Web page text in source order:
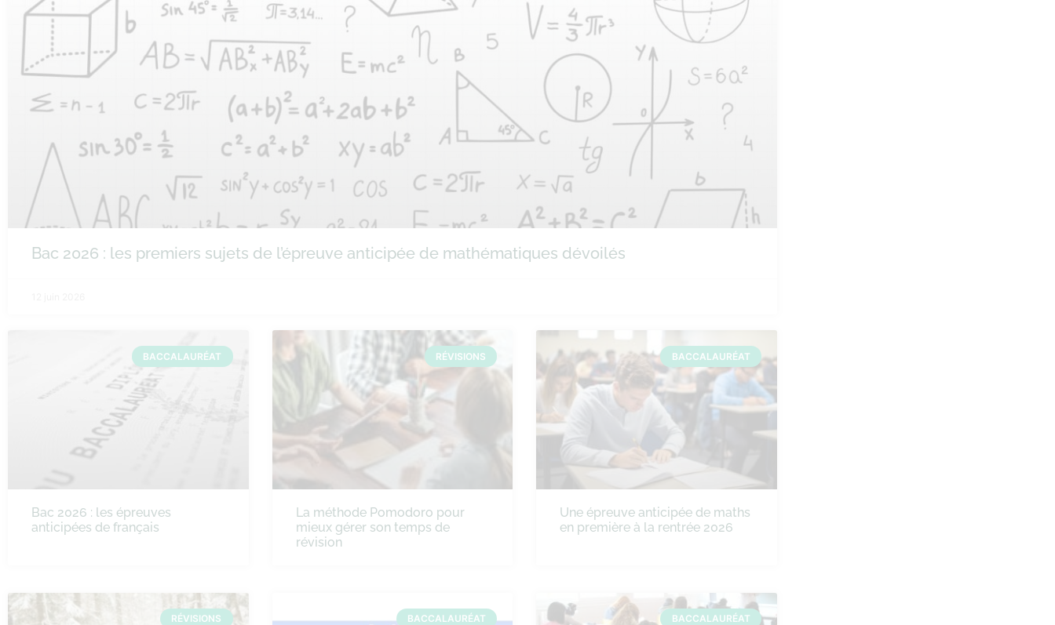
Bac 2026 : les premiers sujets de l’épreuve anticipée de mathématiques dévoilés
BACCALAURÉAT
Bac 2026 : les épreuves
anticipées de français
RÉVISIONS
La méthode Pomodoro pour
mieux gérer son temps de
révision
BACCALAURÉAT
Une épreuve anticipée de maths
en première à la rentrée 2026
RÉVISIONS BACCALAURÉAT BACCALAURÉAT